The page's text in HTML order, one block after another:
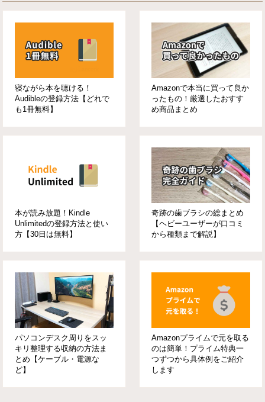
寝ながら本を聴ける！
Audibleの登録方法【どれで
も1冊無料】
Amazonで本当に買って良か
ったもの！厳選したおすす
め商品まとめ
本が読み放題！Kindle
Unlimitedの登録方法と使い
方【30日は無料】
奇跡の歯ブラシの総まとめ
【ヘビーユーザーが口コミ
から種類まで解説】
パソコンデスク周りをスッ
キリ整理する収納の方法ま
とめ【ケーブル・電源な
ど】
Amazonプライムで元を取る
のは簡単！プライム特典一
つずつから具体例をご紹介
します